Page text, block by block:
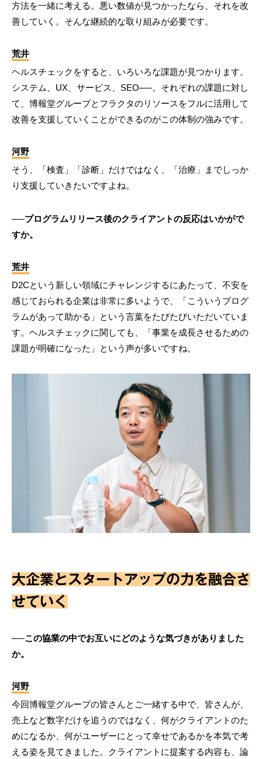
方法を一緒に考える。悪い数値が見つかったなら、それを改
善していく。そんな継続的な取り組みが必要です。
荒井
ヘルスチェックをすると、いろいろな課題が見つかります。
システム、UX、サービス、SEO──。それぞれの課題に対し
て、博報堂グループとフラクタのリソースをフルに活用して
改善を支援していくことができるのがこの体制の強みです。
河野
そう、「検査」「診断」だけではなく、「治療」までしっか
り支援していきたいですよね。
──プログラムリリース後のクライアントの反応はいかがで
すか。
荒井
D2Cという新しい領域にチャレンジするにあたって、不安を
感じておられる企業は非常に多いようで、「こういうプログ
ラムがあって助かる」という言葉をたびたびいただいていま
す。ヘルスチェックに関しても、「事業を成長させるための
課題が明確になった」という声が多いですね。
大企業とスタートアップの力を融合さ
せていく
──この協業の中でお互いにどのような気づきがありました
か。
河野
今回博報堂グループの皆さんとご一緒する中で、皆さんが、
売上など数字だけを追うのではなく、何がクライアントのた
めになるか、何がユーザーにとって幸せであるかを本気で考
える姿を見てきました。クライアントに提案する内容も、論